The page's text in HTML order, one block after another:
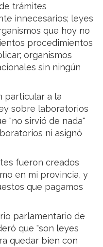
trámites
innecesarios; leyes
que hoy no
procedimientos
organismos
sin ningún
particular a la
sobre laboratorios
"no sirvió de nada"
ni asignó
fueron creados
en mi provincia, y
que pagamos
parlamentario de
que "son leyes
quedar bien con